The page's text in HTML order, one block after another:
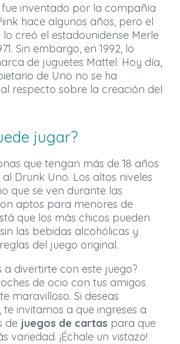
fue inventado por la compañía
hace algunos años, pero el
creó el estadounidense Merle
Sin embargo, en 1992, lo
de juguetes Mattel. Hoy día,
de Uno no se ha
respecto sobre la creación del
jugar?
que tengan más de 18 años
Drunk Uno. Los altos niveles
que se ven durante las
aptos para menores de
que los más chicos pueden
las bebidas alcohólicas y
del juego original.
a divertirte con este juego?
de ocio con tus amigos
maravilloso. Si deseas
invitamos a que ingreses a
de juegos de cartas para que
variedad. ¡Échale un vistazo!